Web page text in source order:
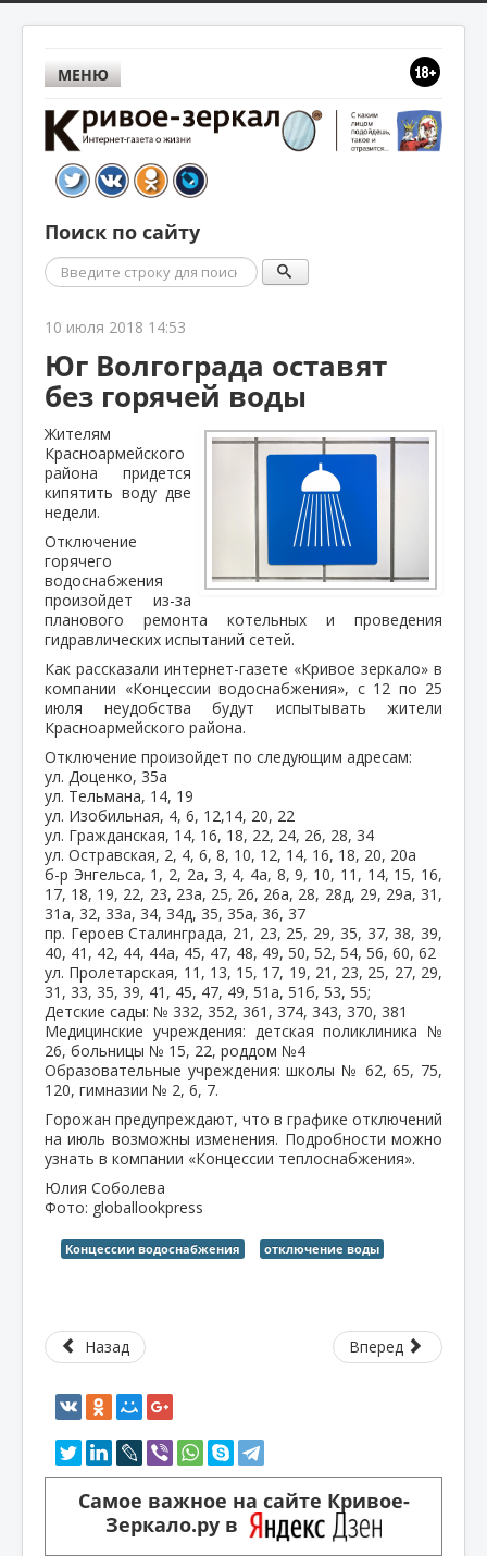
МЕНЮ
Поиск по сайту
Поиск
10 июля 2018 14:53
Юг Волгограда оставят
без горячей воды
Жителям
Красноармейского
района придется
кипятить воду две
недели.
Отключение
горячего
водоснабжения
произойдет из-за
планового ремонта котельных и проведения
гидравлических испытаний сетей.
Как рассказали интернет-газете «Кривое зеркало» в
компании «Концессии водоснабжения», с 12 по 25
июля неудобства будут испытывать жители
Красноармейского района.
Отключение произойдет по следующим адресам:
ул. Доценко, 35а
ул. Тельмана, 14, 19
ул. Изобильная, 4, 6, 12,14, 20, 22
ул. Гражданская, 14, 16, 18, 22, 24, 26, 28, 34
ул. Остравская, 2, 4, 6, 8, 10, 12, 14, 16, 18, 20, 20а
б-р Энгельса, 1, 2, 2а, 3, 4, 4а, 8, 9, 10, 11, 14, 15, 16,
17, 18, 19, 22, 23, 23а, 25, 26, 26а, 28, 28д, 29, 29а, 31,
31а, 32, 33а, 34, 34д, 35, 35а, 36, 37
пр. Героев Сталинграда, 21, 23, 25, 29, 35, 37, 38, 39,
40, 41, 42, 44, 44а, 45, 47, 48, 49, 50, 52, 54, 56, 60, 62
ул. Пролетарская, 11, 13, 15, 17, 19, 21, 23, 25, 27, 29,
31, 33, 35, 39, 41, 45, 47, 49, 51а, 51б, 53, 55;
Детские сады: № 332, 352, 361, 374, 343, 370, 381
Медицинские учреждения: детская поликлиника №
26, больницы № 15, 22, роддом №4
Образовательные учреждения: школы № 62, 65, 75,
120, гимназии № 2, 6, 7.
Горожан предупреждают, что в графике отключений
на июль возможны изменения. Подробности можно
узнать в компании «Концессии теплоснабжения».
Юлия Соболева
Фото: globallookpress
Концессии водоснабжения отключение воды
Назад Вперед
Самое важное на сайте Кривое-
Зеркало.ру в